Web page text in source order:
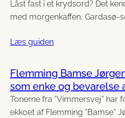
Låst fast i et krydsord? Det
med morgenkaffen, Gardasø-
Læs guiden
Flemming Bamse
som enke og bevarelse
Tonerne fra “Vimmersvej”
ekkoet af Flemming “Bamse”